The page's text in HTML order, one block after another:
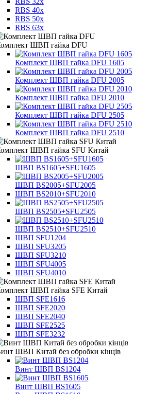
RBS 40x
RBS 50x
RBS 63x
ШВП гайка DFU
Комплект ШВП гайка DFU 1605
Комплект ШВП гайка DFU 2005
Комплект ШВП гайка DFU 2010
Комплект ШВП гайка DFU 2505
Комплект ШВП гайка DFU 2510
ШВП гайка SFU Китай
ШВП BS1605+SFU1605
ШВП BS2005+SFU2005
ШВП BS2010+SFU2010
ШВП BS2505+SFU2505
ШВП BS2510+SFU2510
ШВП SFU1204
ШВП SFU3205
ШВП SFU3210
ШВП SFU4005
ШВП SFU4010
ШВП гайка SFE Китай
ШВП SFE1616
ШВП SFE2020
ШВП SFE2040
ШВП SFE2525
ШВП SFE3232
ШВП Китай без обробки кінців
Винт ШВП BS1204
Винт ШВП BS1605